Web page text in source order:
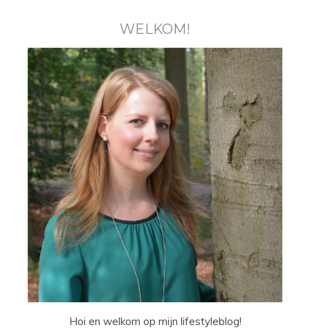
WELKOM!
Hoi en welkom op mijn lifestyleblog!